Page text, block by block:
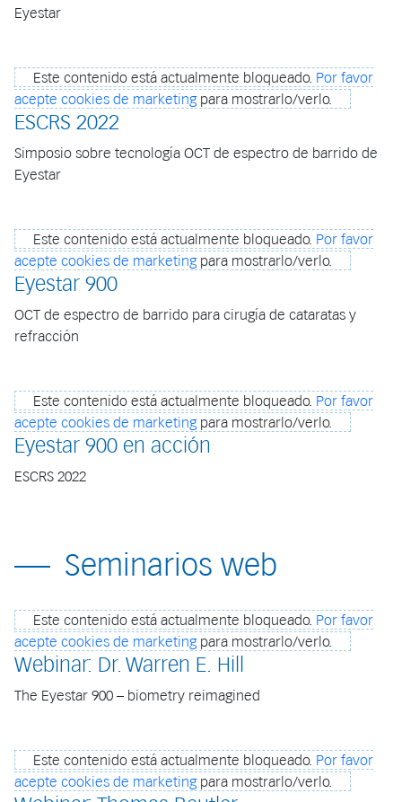
Eyestar
Este contenido está actualmente bloqueado. Por favor
acepte cookies de marketingpara mostrarlo/verlo.
ESCRS 2022
Simposio sobre tecnología OCT de espectro de barrido de
Eyestar
Este contenido está actualmente bloqueado. Por favor
acepte cookies de marketingpara mostrarlo/verlo.
Eyestar 900
OCT de espectro de barrido para cirugía de cataratas y
refracción
Este contenido está actualmente bloqueado. Por favor
acepte cookies de marketingpara mostrarlo/verlo.
Eyestar 900 en acción
ESCRS 2022
Seminarios web
Este contenido está actualmente bloqueado. Por favor
acepte cookies de marketingpara mostrarlo/verlo.
Webinar: Dr. Warren E. Hill
The Eyestar 900 – biometry reimagined
Este contenido está actualmente bloqueado. Por favor
acepte cookies de marketingpara mostrarlo/verlo.